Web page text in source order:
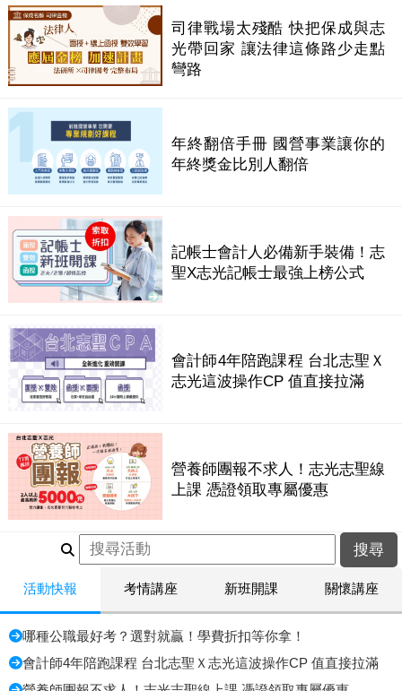
司律戰場太殘酷 快把保成與志
光帶回家 讓法律這條路少走點
彎路
年終翻倍手冊 國營事業讓你的
年終獎金比別人翻倍
記帳士會計人必備新手裝備！志
聖X志光記帳士最強上榜公式
會計師4年陪跑課程 台北志聖Ｘ
志光這波操作CP 值直接拉滿
營養師團報不求人！志光志聖線
上課 憑證領取專屬優惠
活動快報 考情講座 新班開課 關懷講座
哪種公職最好考？選對就贏！學費折扣等你拿！
會計師4年陪跑課程 台北志聖Ｘ志光這波操作CP 值直接拉滿